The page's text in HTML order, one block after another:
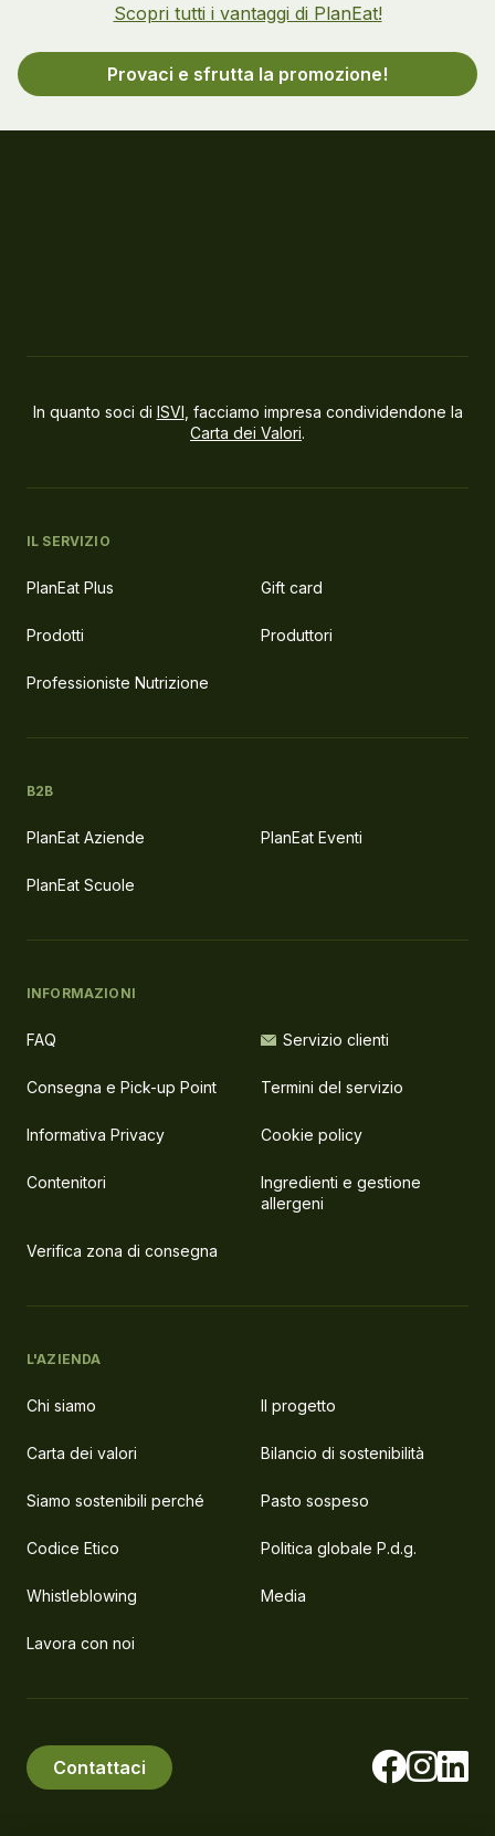
Scopri tutti i vantaggi di PlanEat!
Provaci e sfrutta la promozione!
In quanto soci di ISVI , facciamo impresa condividendone la
Carta dei Valori.
IL SERVIZIO
PlanEat Plus Gift card
Prodotti Produttori
Professioniste Nutrizione
B2B
PlanEat Aziende PlanEat Eventi
PlanEat Scuole
INFORMAZIONI
FAQ Servizio clienti
Consegna e Pick-up Point Termini del servizio
Informativa Privacy Cookie policy
Contenitori
Ingredienti e gestione
allergeni
Verifica zona di consegna
L'AZIENDA
Chi siamo Il progetto
Carta dei valori Bilancio di sostenibilità
Siamo sostenibili perché Pasto sospeso
Codice Etico Politica globale P.d.g.
Whistleblowing Media
Lavora con noi
Contattaci